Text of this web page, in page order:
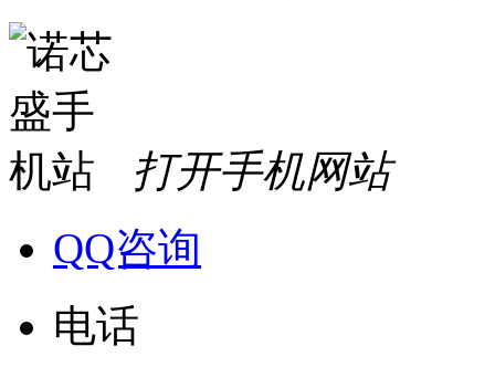
打开手机网站
QQ咨询
电话